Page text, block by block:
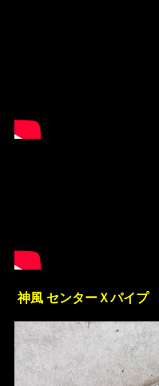
神風 センターＸパイプ